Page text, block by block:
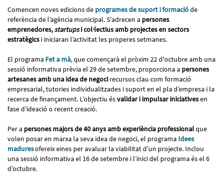
Comencen noves edicions de programes de suport i formacióde
referència de l’agència municipal. S'adrecen a persones
emprenedores,startupsi col·lectius amb projectes en sectors
estratègics i iniciaran l’activitat les properes setmanes.
El programa Fet a mà, que començarà el pròxim 22 d'octubre amb una
sessió informativa prèvia el 29 de setembre, proporciona a persones
artesanes amb una idea de negoci recursos clau com formació
empresarial, tutories individualitzades i suport en el pla d’empresa i la
recerca de finançament. L’objectiu ésvalidar i impulsar iniciativesen
fase d’ideació o recent creació.
Per a persones majors de 40 anys amb experiència professionalque
volen posar en marxa la seva idea de negoci, el programa Idees
maduresofereix eines per avaluar la viabilitat d’un projecte. Inclou
una sessió informativa el 16 de setembre i l’inici del programa és el 6
d’octubre.